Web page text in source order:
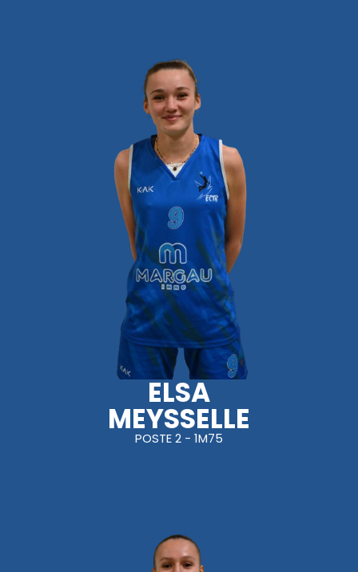
ELSA
MEYSSELLE
POSTE 2 - 1M75